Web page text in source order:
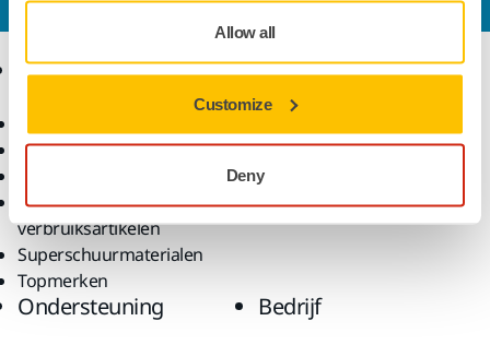
Allow all
Customize
Deny
Producten
Stofvrij schuren
Accessoires en
verbruiksartikelen
Superschuurmaterialen
Topmerken
Knowhow
Toepassingen
Oplossingen
Ondersteuning Bedrijf